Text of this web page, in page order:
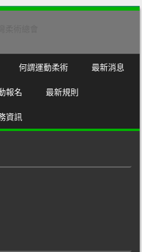
何謂運動柔術 最新消息
報名 最新規則
資訊